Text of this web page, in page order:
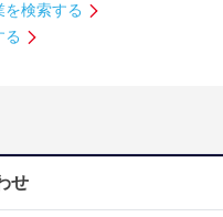
インターンを探す
を検索する
る
せ